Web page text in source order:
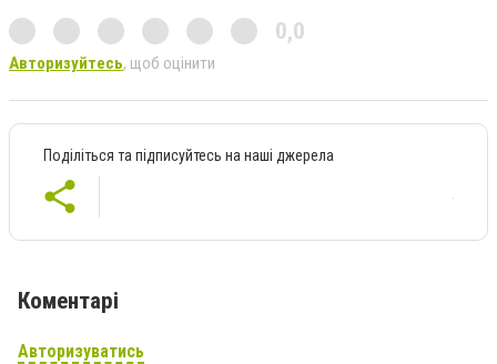
0,0
Авторизуйтесь, щоб оцінити
Поділіться та підписуйтесь на наші джерела
Коментарі
Авторизуватись